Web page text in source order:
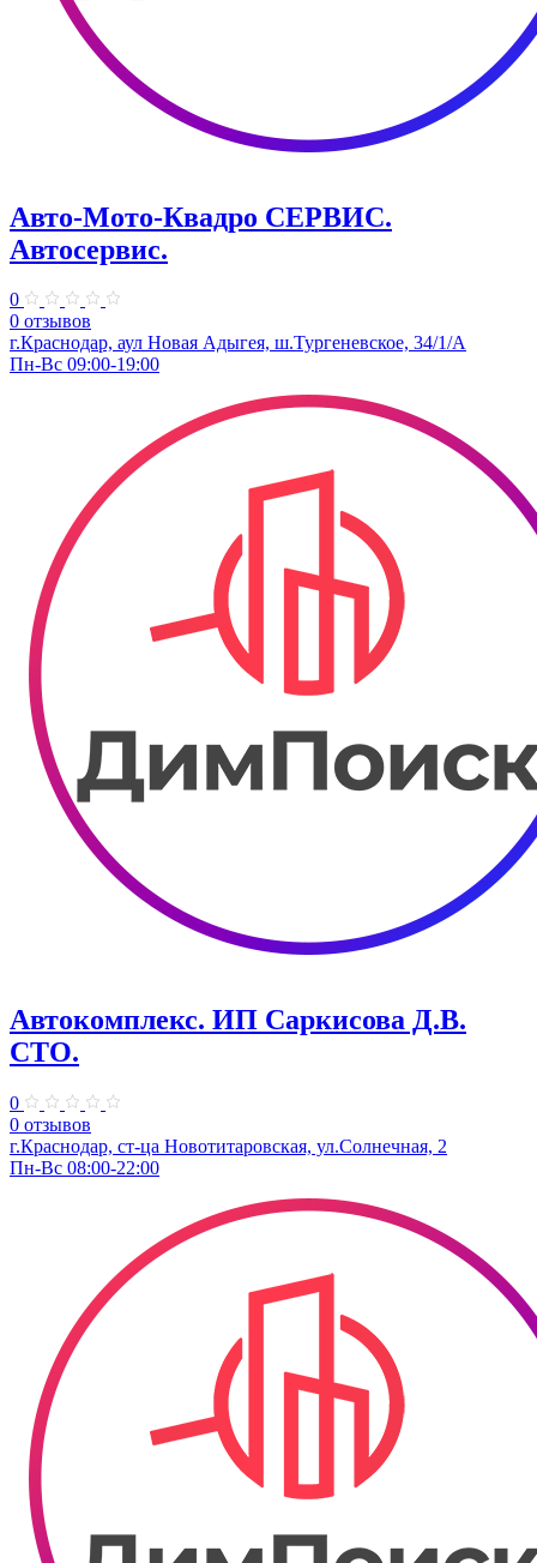
Авто-Мото-Квадро СЕРВИС.
Автосервис.
0
0 отзывов
г.Краснодар, аул Новая Адыгея, ш.Тургеневское, 34/1/А
Пн-Вс 09:00-19:00
Автокомплекс. ИП Саркисова Д.В.
СТО.
0
0 отзывов
г.Краснодар, ст-ца Новотитаровская, ул.Солнечная, 2
Пн-Вс 08:00-22:00